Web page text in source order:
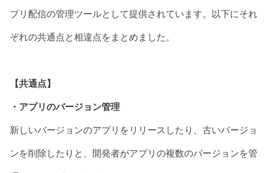
プリ配信の管理ツールとして提供されています。以下にそれ
ぞれの共通点と相違点をまとめました。
【共通点】
・アプリのバージョン管理
新しいバージョンのアプリをリリースしたり、古いバージョ
ンを削除したりと、開発者がアプリの複数のバージョンを管